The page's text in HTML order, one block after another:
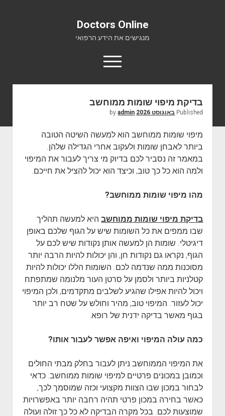
Doctors Online
מנגישים את הידע הרפואי
o
p
n
e
n
Doctors Online
אודות
יצירת קשר
בדיקת מיפוי שומות ממוחשב
Published באוגוסט 2026 admin
מיפוי שומות ממוחשב הוא למעשה השיטה הטובה
ביותר לאבחן שומות ולעקוב אחרי הגדילה שלהן.
במאמר זה נסביר לכם בדיוק מי צריך לעבור את המיפוי
ולמה הוא כל כך טוב, וכיצד הוא יכול להציל את חייכם.
מהו מיפוי שומות ממוחשב?
בדיקת מיפוי שומות ממוחשבהיא למעשה תהליך
שבו ממפים את כל השומות שיש על הגוף שלכם באופן
דיגיטלי. שומות הן למעשה אותן נקודות שיש לכם על
הגוף, נקראו גם נקודות חן, והן יכולות להיות הרבה יותר
מסוכנות ממה שנדמה לכם. השומות הללו יכולות להיות
קטלניות ביותר ולסמן על סרטן העור מלנומה שמתפתח
ויכול להיות אפילו שהגיע לשלבים מתקדמים, ולכן המיפוי
יכול לעזור. המיפוי טוב, מהיר וחולש על שטח רב יותר
בגוף מאשר בדיקה ידנית של רופא.
כמה עולה המיפוי ואיפה אפשר לעבור אותו?
את המיפוי הממוחשב ניתן לעבור בחלק מבתי החולים
וכמובן במכונים פרטיים למיפוי שומות ממוחשב. כדאי
לבחור במכון שבו הצוות מקצועי וכזה שמוסמך לכך,
כאשר בחירה במכון פרטי תהיה רחבה יותר באפשרויות
שמוצעות לכם. בכל מקרה הבדיקה לא כל כך זולה ועולה